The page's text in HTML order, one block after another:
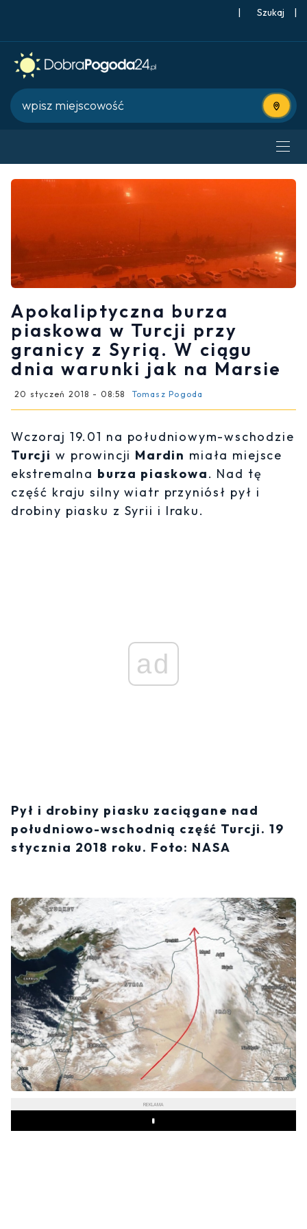
| |
Użyj
Apokaliptyczna burza
piaskowa w Turcji przy
granicy z Syrią. W ciągu
dnia warunki jak na Marsie
20 styczeń 2018 - 08:58 Tomasz Pogoda
Wczoraj 19.01 na południowym-wschodzie
Turcji w prowincji Mardin miała miejsce
ekstremalna burza piaskowa. Nad tę
część kraju silny wiatr przyniósł pył i
drobiny piasku z Syrii i Iraku.
ad
Pył i drobiny piasku zaciągane nad
południowo-wschodnią część Turcji. 19
stycznia 2018 roku. Foto: NASA
REKLAMA
Play